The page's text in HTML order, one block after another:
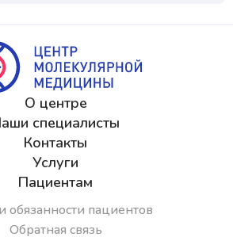
О центре
специалисты
Контакты
Услуги
Пациентам
обязанности пациентов
Обратная связь